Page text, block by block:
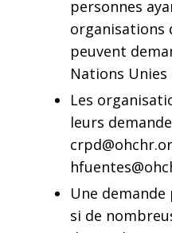
personnes
organisations
peuvent
Nations Unies
Les
leurs
Une
si de